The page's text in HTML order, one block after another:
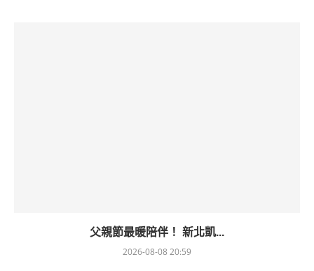
父親節最暖陪伴！ 新北凱...
2026-08-08 20:59